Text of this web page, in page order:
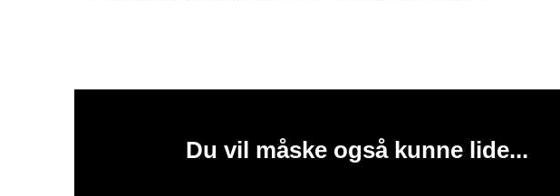
Du vil måske også kunne lide...